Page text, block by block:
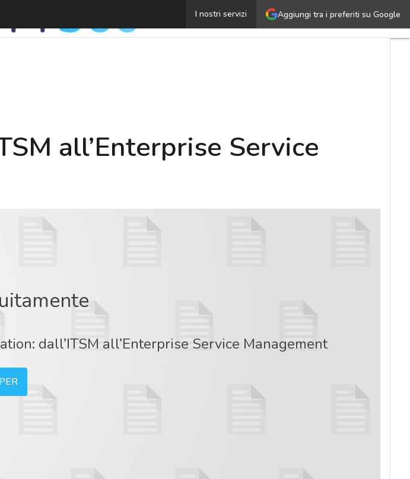
Aggiungi tra i preferiti su Google
I nostri servizi
Digital transformation: dall’ITSM all’Enterprise Service
all’Enterprise Service
dall’ITSM all’Enterprise Service Management